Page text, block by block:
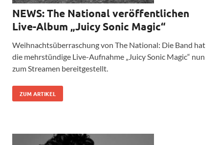
NEWS: The National veröffentlichen
Live-Album „Juicy Sonic Magic“
Weihnachtsüberraschung von The National: Die Band hat
die mehrstündige Live-Aufnahme „Juicy Sonic Magic“ nun
zum Streamen bereitgestellt.
ZUM ARTIKEL